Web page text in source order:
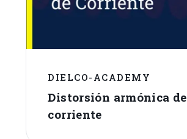
DIELCO-ACADEMY
Distorsión armónica de
corriente